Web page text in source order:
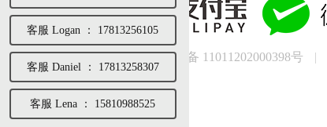
京公网安备 11011202000398号 |
客服 Logan ： 17813256105
客服 Daniel ： 17813258307
客服 Lena ： 15810988525